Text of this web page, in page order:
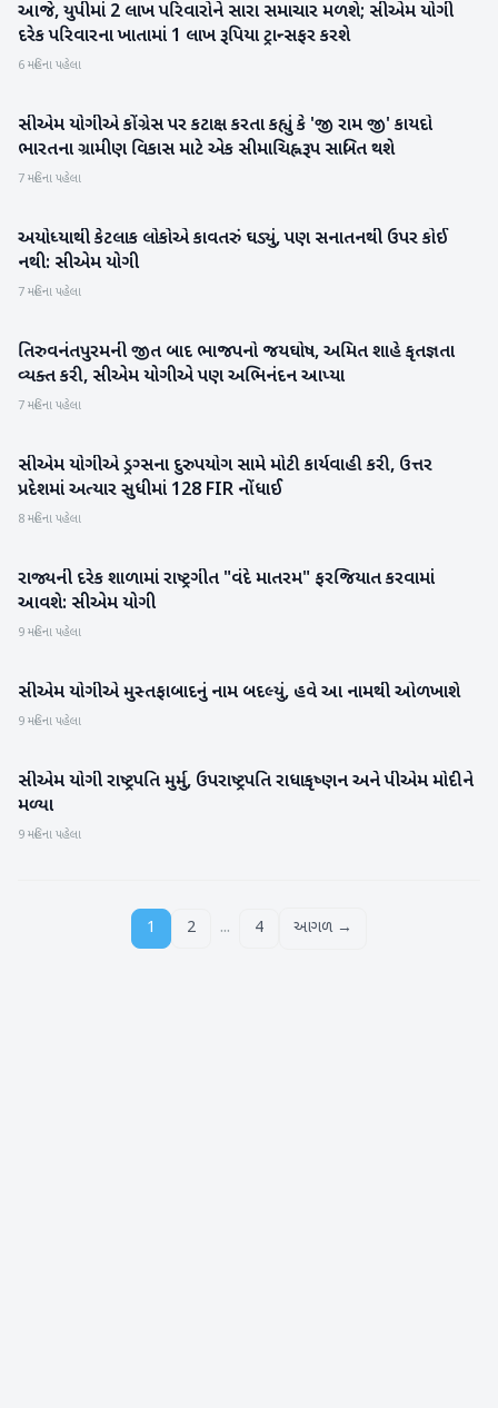
રાષ્ટ્રીય
આજે, યુપીમાં 2 લાખ પરિવારોને સારા સમાચાર મળશે; સીએમ યોગી
દરેક પરિવારના ખાતામાં 1 લાખ રૂપિયા ટ્રાન્સફર કરશે
6 મહિના પહેલા
રાષ્ટ્રીય
સીએમ યોગીએ કોંગ્રેસ પર કટાક્ષ કરતા કહ્યું કે 'જી રામ જી' કાયદો
ભારતના ગ્રામીણ વિકાસ માટે એક સીમાચિહ્નરૂપ સાબિત થશે
7 મહિના પહેલા
રાષ્ટ્રીય
અયોધ્યાથી કેટલાક લોકોએ કાવતરું ઘડ્યું, પણ સનાતનથી ઉપર કોઈ
નથી: સીએમ યોગી
7 મહિના પહેલા
રાષ્ટ્રીય
તિરુવનંતપુરમની જીત બાદ ભાજપનો જયઘોષ, અમિત શાહે કૃતજ્ઞતા
વ્યક્ત કરી, સીએમ યોગીએ પણ અભિનંદન આપ્યા
7 મહિના પહેલા
રાષ્ટ્રીય
સીએમ યોગીએ ડ્રગ્સના દુરુપયોગ સામે મોટી કાર્યવાહી કરી, ઉત્તર
પ્રદેશમાં અત્યાર સુધીમાં 128 FIR નોંધાઈ
8 મહિના પહેલા
રાષ્ટ્રીય
રાજ્યની દરેક શાળામાં રાષ્ટ્રગીત "વંદે માતરમ" ફરજિયાત કરવામાં
આવશે: સીએમ યોગી
9 મહિના પહેલા
રાષ્ટ્રીય
સીએમ યોગીએ મુસ્તફાબાદનું નામ બદલ્યું, હવે આ નામથી ઓળખાશે
9 મહિના પહેલા
રાષ્ટ્રીય
સીએમ યોગી રાષ્ટ્રપતિ મુર્મુ, ઉપરાષ્ટ્રપતિ રાધાકૃષ્ણન અને પીએમ મોદીને
મળ્યા
9 મહિના પહેલા
1 2 ... 4 આગળ →